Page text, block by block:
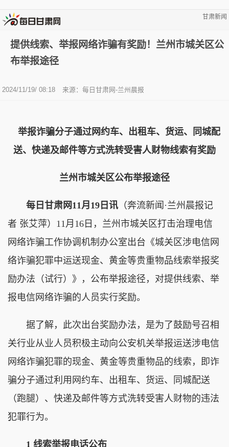
甘肃新闻
提供线索、举报网络诈骗有奖励！兰州市城关区公
布举报途径
2024/11/19/ 08:18 来源：每日甘肃网-兰州晨报
举报诈骗分子通过网约车、出租车、货运、同城配
送、快递及邮件等方式洗转受害人财物线索有奖励
兰州市城关区公布举报途径
每日甘肃网11月19日讯 （奔流新闻·兰州晨报记
者 张艾萍）11月16日，兰州市城关区打击治理电信
网络诈骗工作协调机制办公室出台《城关区涉电信网
络诈骗犯罪中运送现金、黄金等贵重物品线索举报奖
励办法（试行）》，公布举报途径，对提供线索、举
报电信网络诈骗的人员实行奖励。
据了解，此次出台奖励办法，是为了鼓励号召相
关行业从业人员积极主动向公安机关举报运送涉电信
网络诈骗犯罪的现金、黄金等贵重物品的线索，即诈
骗分子通过利用网约车、出租车、货运、同城配送
（跑腿）、快递及邮件等方式洗转受害人财物的违法
犯罪行为。
1 线索举报电话公布